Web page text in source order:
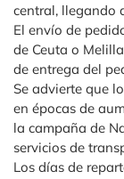
central, llegando
El envío de
de Ceuta o
de entrega del
Se advierte que
en épocas de
la campaña de
servicios de
Los días de